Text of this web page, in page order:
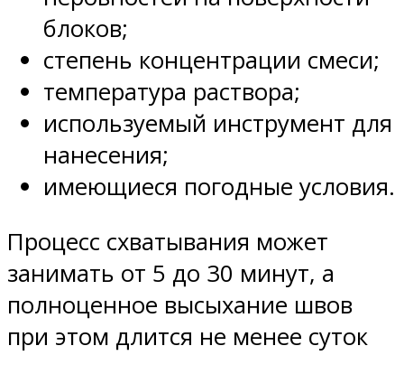
блоков;
степень концентрации смеси;
температура раствора;
используемый инструмент для
нанесения;
имеющиеся погодные условия.
Процесс схватывания может
занимать от 5 до 30 минут, а
полноценное высыхание швов
при этом длится не менее суток